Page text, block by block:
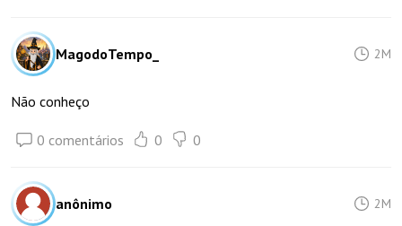
MagodoTempo_ 2M
Não conheço
0 comentários 0 0
anônimo 2M